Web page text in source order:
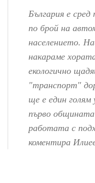
България е
по брой на
населението.
накараме
екологично
"транспорт"
ще е един голям
първо
работата с
коментира